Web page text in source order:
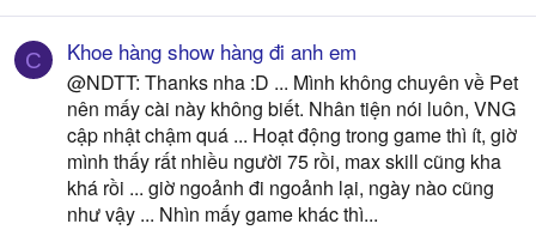
C Khoe hàng show hàng đi anh em
@NDTT: Thanks nha :D ... Mình không chuyên về Pet
nên mấy cài này không biết. Nhân tiện nói luôn, VNG
cập nhật chậm quá ... Hoạt động trong game thì ít, giờ
mình thấy rất nhiều người 75 rồi, max skill cũng kha
khá rồi ... giờ ngoảnh đi ngoảnh lại, ngày nào cũng
như vậy ... Nhìn mấy game khác thì...